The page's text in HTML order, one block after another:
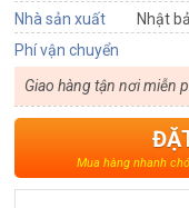
Nhà sản xuất
Nhật
Phí vận chuyển
Giao hàng tận nơi miễn
Mua hàng nhanh